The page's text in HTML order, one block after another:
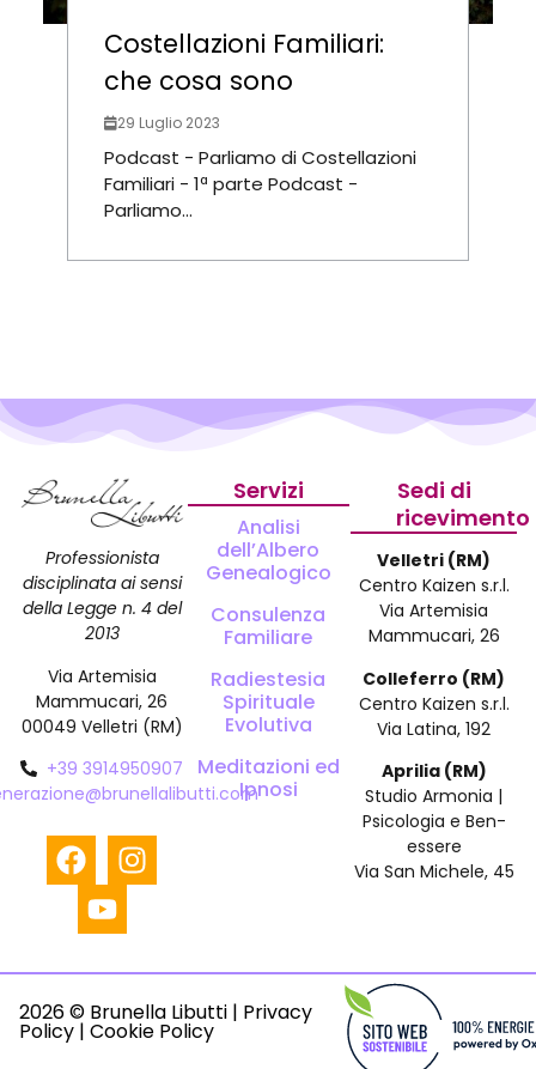
Costellazioni Familiari:
che cosa sono
29 Luglio 2023
Podcast - Parliamo di Costellazioni
Familiari - 1ª parte Podcast -
Parliamo...
Professionista
disciplinata ai sensi
della Legge n. 4 del
2013
Via Artemisia
Mammucari, 26
00049 Velletri (RM)
+39 3914950907
Servizi
Analisi
dell’Albero
Genealogico
Consulenza
Familiare
Radiestesia
Spirituale
Evolutiva
Meditazioni ed
Ipnosi
Sedi di
ricevimento
Velletri (RM)
Centro Kaizen s.r.l.
Via Artemisia
Mammucari, 26
Colleferro (RM)
Centro Kaizen s.r.l.
Via Latina, 192
Aprilia (RM)
Studio Armonia |
Psicologia e Ben-
essere
Via San Michele, 45
2026 © Brunella Libutti | Privacy
Policy| Cookie Policy